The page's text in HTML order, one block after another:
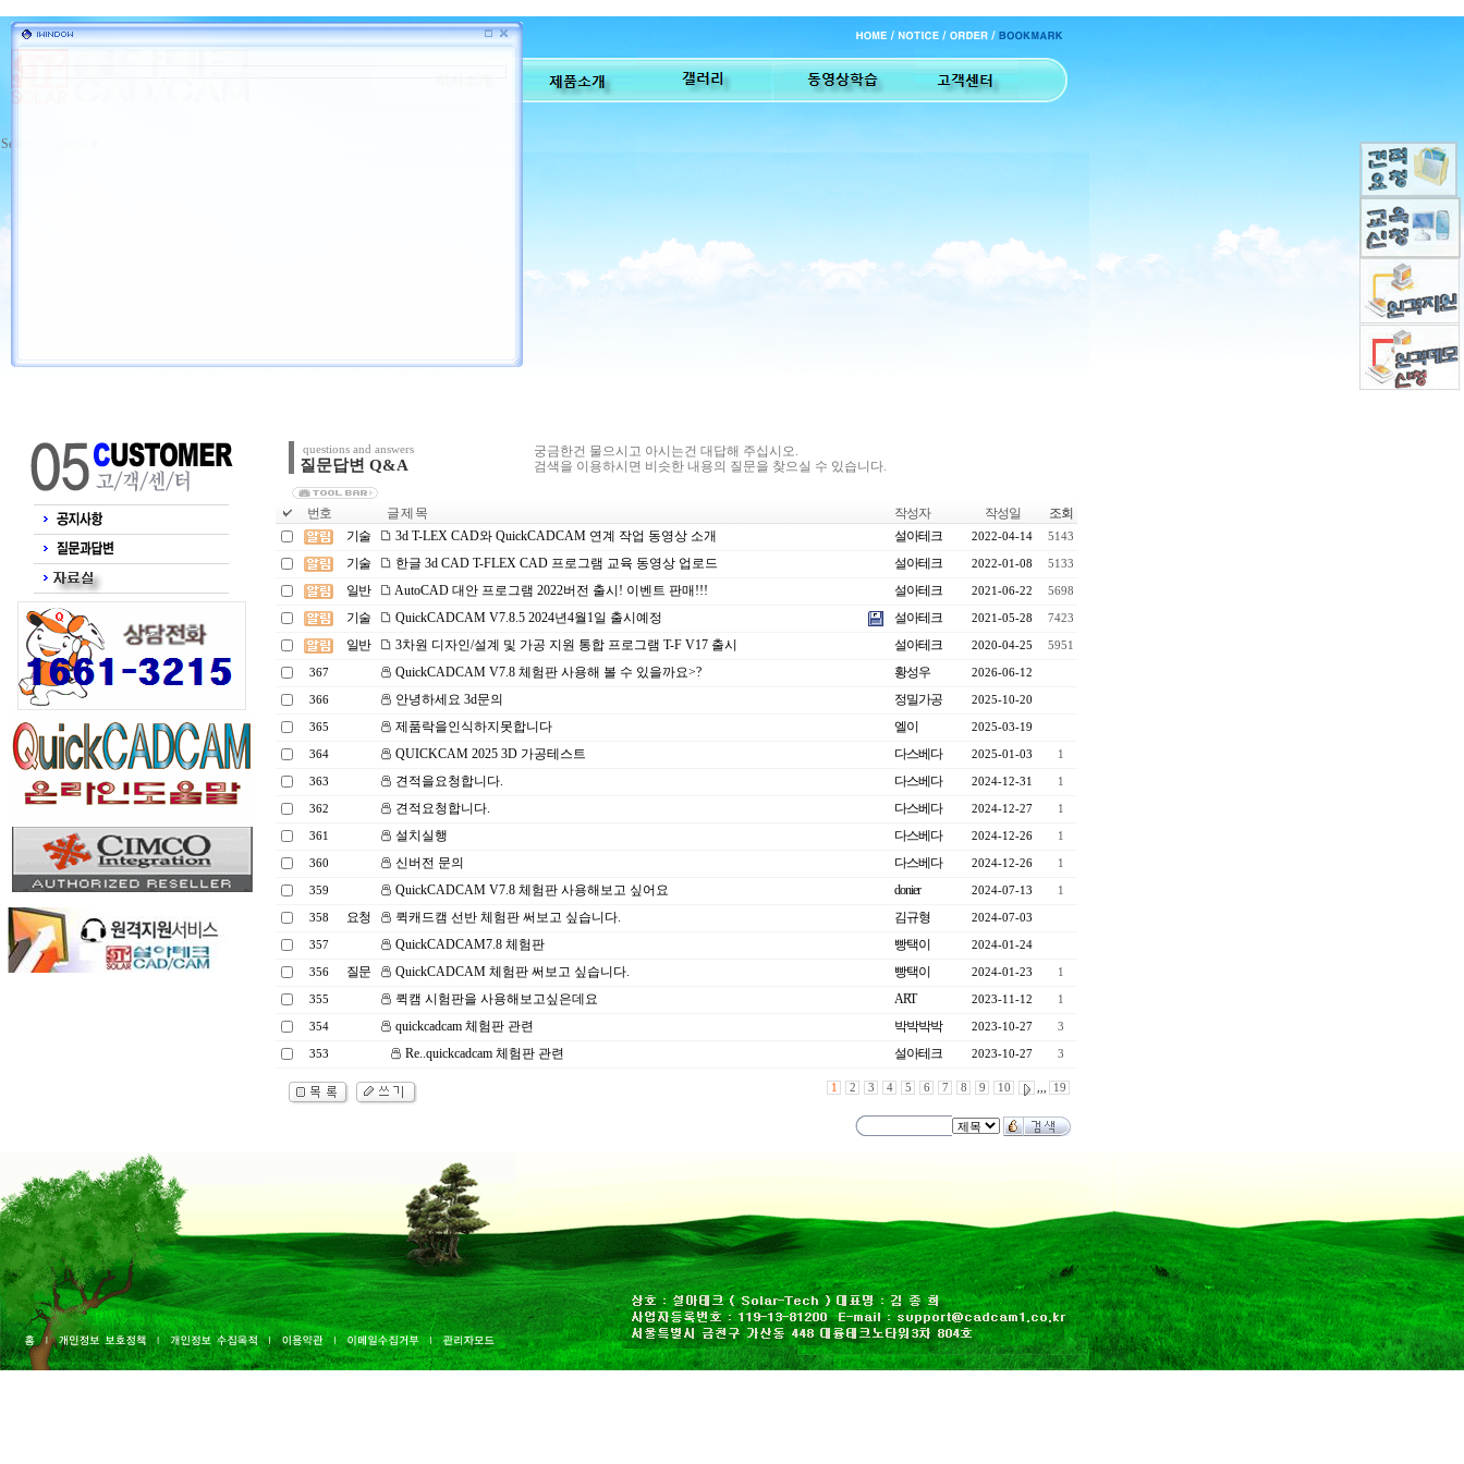
Select Language
questions and answers
질문답변 Q&A
궁금한건 물으시고 아시는건 대답해 주십시오.
검색을 이용하시면 비슷한 내용의 질문을 찾으실 수 있습니다.
번호 글 제 목 작성자 작성일
조회
기술
3d T-LEX CAD와 QuickCADCAM 연계 작업 동영상 소개 설아테크 2022-04-14 5143
기술 한글 3d CAD T-FLEX CAD 프로그램 교육 동영상 업로드 설아테크 2022-01-08 5133
일반 AutoCAD 대안 프로그램 2022버전 출시! 이벤트 판매!!! 설아테크 2021-06-22 5698
기술 QuickCADCAM V7.8.5 2024년4월1일 출시예정 설아테크 2021-05-28 7423
일반 3차원 디자인/설계 및 가공 지원 통합 프로그램 T-F V17 출시 설아테크 2020-04-25 5951
367 QuickCADCAM V7.8 체험판 사용해 볼 수 있을까요>? 황성우 2026-06-12
366 안녕하세요 3d문의 정밀가공 2025-10-20
365 제품락을인식하지못합니다 엘이 2025-03-19
364 QUICKCAM 2025 3D 가공테스트 다스베다 2025-01-03 1
363 견적을요청합니다. 다스베다 2024-12-31 1
362 견적요청합니다. 다스베다 2024-12-27 1
361 설치실행 다스베다 2024-12-26 1
360 신버전 문의 다스베다 2024-12-26 1
359 QuickCADCAM V7.8 체험판 사용해보고 싶어요 donier 2024-07-13 1
358 요청 퀵캐드캠 선반 체험판 써보고 싶습니다. 김규형 2024-07-03
357 QuickCADCAM7.8 체험판 빵택이 2024-01-24
356 질문 QuickCADCAM 체험판 써보고 싶습니다. 빵택이 2024-01-23 1
355 퀵캠 시험판을 사용해보고싶은데요 ART 2023-11-12 1
354 quickcadcam 체험판 관련 박박박박 2023-10-27 3
353 Re..quickcadcam 체험판 관련 설아테크 2023-10-27 3
1 2 3 4 5 6 7 8 9 10 ,,, 19